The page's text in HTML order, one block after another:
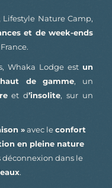
Nature Camp,
et de week-ends
Whaka Lodge est un
de gamme, un
et d’insolite, sur un
»avec leconfort
en pleine nature
déconnexion dans le
.